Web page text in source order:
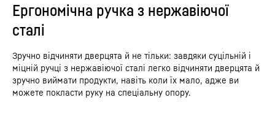
Ергономічна ручка з нержавіючої
сталі
Зручно відчиняти дверцята й не тільки: завдяки суцільній і
міцній ручці з нержавіючої сталі легко відчиняти дверцята й
зручно виймати продукти, навіть коли їх мало, адже ви
можете покласти руку на спеціальну опору.